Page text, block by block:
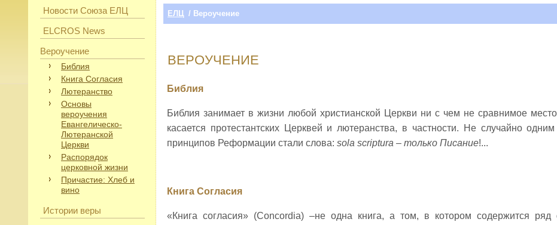
Новости Союза ЕЛЦ
ELCROS News
Вероучение
Библия
Книга Согласия
Лютеранство
Основы
вероучения
Евангелическо-
Лютеранской
Церкви
Распорядок
церковной жизни
Причастие: Хлеб и
вино
Истории веры
ЕЛЦ / Вероучение
ВЕРОУЧЕНИЕ
Библия
Библия занимает в жизни любой христианской Церкви ни с чем не сравнимое
касается протестантских Церквей и лютеранства, в частности. Не случайно
принципов Реформации стали слова: sola scriptura – только Писание!...
Книга Согласия
«Книга согласия» (Concordia) –не одна книга, а том, в котором содержится